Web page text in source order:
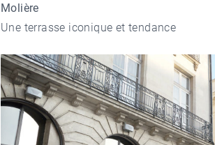
Molière
Une terrasse iconique et tendance